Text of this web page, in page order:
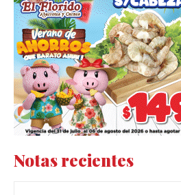
Notas recientes